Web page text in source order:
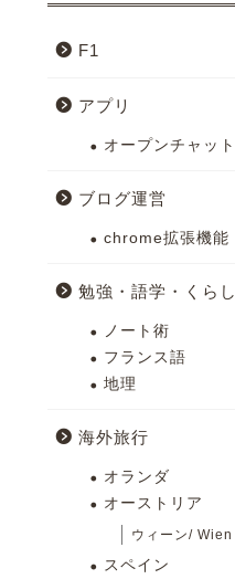
F1
アプリ
オープンチャット
ブログ運営
chrome拡張機能
勉強・語学・くらし
ノート術
フランス語
地理
海外旅行
オランダ
オーストリア
ウィーン/ Wien
スペイン